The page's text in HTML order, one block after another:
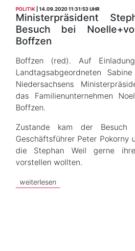
POLITIK 14.09.2020 11:31:53 UHR
Ministerpräsident
Besuch bei
Boffzen
Boffzen (red). Auf
Landtagsabgeordneten
Niedersachsens
das Familienunternehmen
Boffzen.
Zustande kam der Besuch
Geschäftsführer Peter Pokorny
die Stephan Weil gerne ihre
vorstellen wollten.
weiterlesen